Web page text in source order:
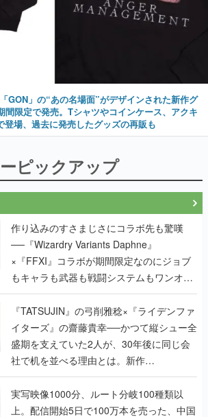
GON」の“あの名場面”がデザインされた新作グ
間限定で発売。Tシャツやコインケース、アクキ
登場、過去に発売したグッズの再販も
ピックアップ
作り込みのすさまじさにコラボ先も驚嘆
──『Wizardry Variants Daphne』
×『FFXI』コラボが期間限定なのにジョブ
もキャラも武器も戦闘システムもワンオフ
で作り込まれた理由を両ディレクターに聞
く
『TATSUJIN』の弓削雅稔×『ライデンファ
イターズ』の齋藤貴幸──かつて縦シュー全
盛期を支えていた2人が、30年後に同じ会
社で机を並べる理由とは。新作
『TATSUJIN EXTREME』で初タッグを組
んだレジェンド2人に訊く開発秘話
実写映像1000分、ルート分岐100種類以
上。配信開始5日で100万本を売った、中国